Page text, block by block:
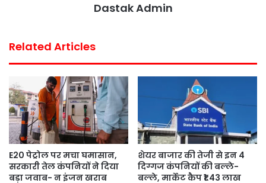
Dastak Admin
Related Articles
E20 पेट्रोल पर मचा घमासान,
सरकारी तेल कंपनियों ने दिया
बड़ा जवाब- न इंजन खराब
शेयर बाजार की तेजी से इन 4
दिग्गज कंपनियों की बल्ले-
बल्ले, मार्केट कैप ₹1.43 लाख